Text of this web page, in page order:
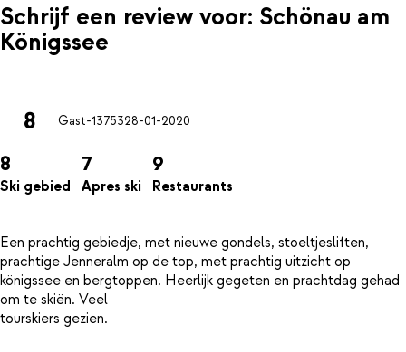
Schrijf een review voor: Schönau am
Königssee
8 Gast-1375328-01-2020
8
Ski gebied
7
Apres ski
9
Restaurants
Een prachtig gebiedje, met nieuwe gondels, stoeltjesliften,
prachtige Jenneralm op de top, met prachtig uitzicht op
königssee en bergtoppen. Heerlijk gegeten en prachtdag gehad
om te skiën. Veel